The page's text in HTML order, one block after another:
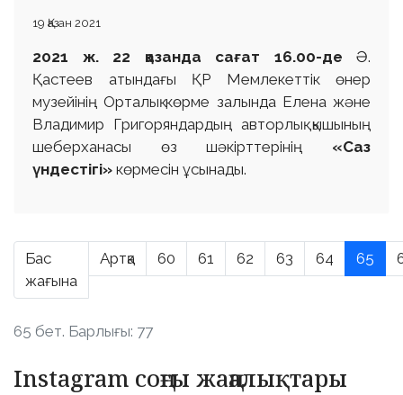
19 Қазан 2021
2021 ж. 22 қазанда сағат 16.00-де Ә.
Қастеев атындағы ҚР Мемлекеттік өнер
музейінің Орталық көрме залында Елена және
Владимир Григоряндардың авторлық қышының
шеберханасы өз шәкірттерінің «Саз
үндестігі» көрмесін ұсынады.
Бас
жағына
Артқа 60 61 62 63 64 65
65 бет. Барлығы: 77
Instagram соңғы жаңалықтары